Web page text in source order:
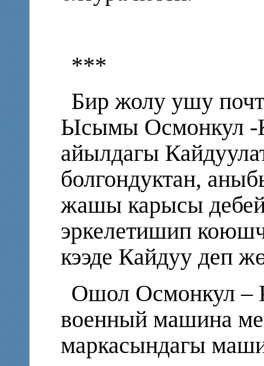
***
Бир жолу ушу
Ысымы Осмонкул -
айылдагы
болгондуктан,
жашы карысы
эркелетишип
кээде Кайдуу деп
Ошол Осмонкул –
военный машина
маркасындагы